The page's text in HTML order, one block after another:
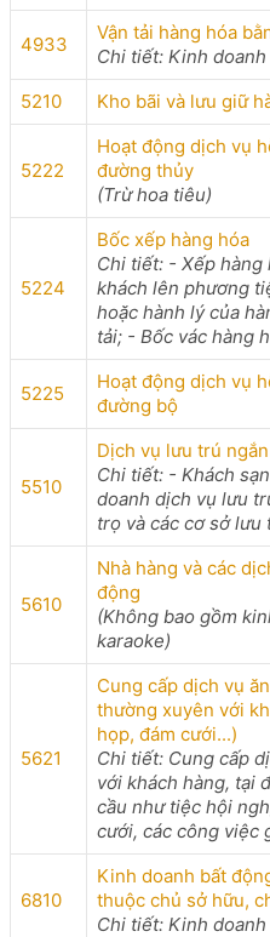
4933
Vận tải hàng hóa
Chi tiết: Kinh
5210
Kho bãi và lưu giữ
5222
Hoạt động dịch vụ
đường thủy
(Trừ hoa tiêu)
5224
Bốc xếp hàng hóa
Chi tiết: - Xếp hàng
khách lên phương
hoặc hành lý của
tải; - Bốc vác hàng
5225
Hoạt động dịch vụ
đường bộ
5510
Dịch vụ lưu trú
Chi tiết: - Khách
doanh dịch vụ lưu
trọ và các cơ sở
5610
Nhà hàng và các
động
(Không bao gồm
karaoke)
5621
Cung cấp dịch vụ
thường xuyên với
họp, đám cưới...)
Chi tiết: Cung cấp
với khách hàng, tại
cầu như tiệc hội
cưới, các công việc
6810
Kinh doanh bất
thuộc chủ sở hữu,
Chi tiết: Kinh